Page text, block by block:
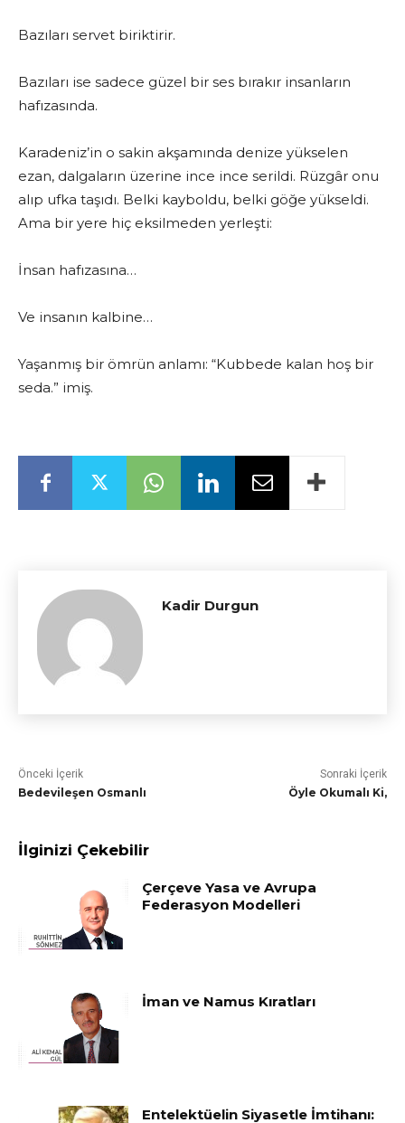
Bazıları servet biriktirir.
Bazıları ise sadece güzel bir ses bırakır insanların
hafızasında.
Karadeniz’in o sakin akşamında denize yükselen
ezan, dalgaların üzerine ince ince serildi. Rüzgâr onu
alıp ufka taşıdı. Belki kayboldu, belki göğe yükseldi.
Ama bir yere hiç eksilmeden yerleşti:
İnsan hafızasına…
Ve insanın kalbine…
Yaşanmış bir ömrün anlamı: “Kubbede kalan hoş bir
seda.” imiş.
Kadir Durgun
Önceki İçerik
Bedevileşen Osmanlı
Sonraki İçerik
Öyle Okumalı Ki,
İlginizi Çekebilir
Çerçeve Yasa ve Avrupa
Federasyon Modelleri
İman ve Namus Kıratları
Entelektüelin Siyasetle İmtihanı: